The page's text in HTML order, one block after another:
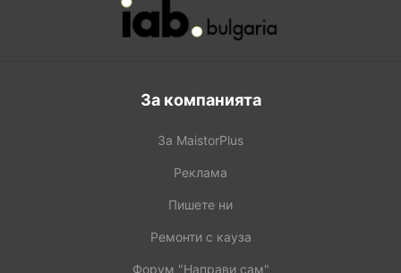
За компанията
За MaistorPlus
Реклама
Пишете ни
Ремонти с кауза
Форум "Направи сам"